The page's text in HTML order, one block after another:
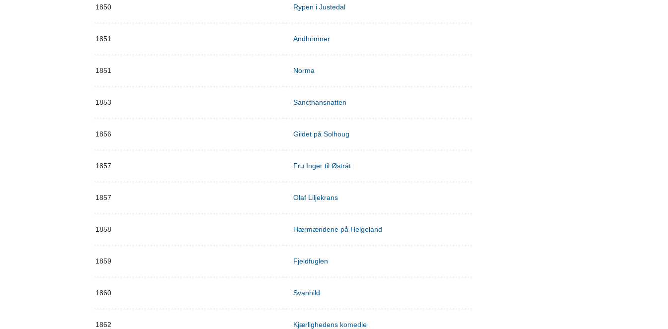
1850 Rypen i Justedal
1851 Andhrimner
1851 Norma
1853 Sancthansnatten
1856 Gildet på Solhoug
1857 Fru Inger til Østråt
1857 Olaf Liljekrans
1858 Hærmændene på Helgeland
1859 Fjeldfuglen
1860 Svanhild
1862 Kjærlighedens komedie